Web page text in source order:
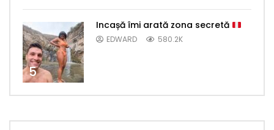
5
Incașă îmi arată zona secretă
EDWARD 580.2K